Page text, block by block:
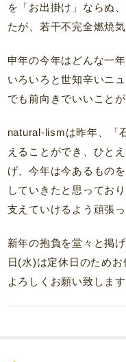
を「お出掛け」ならぬ
たが、若干不完全燃焼
申年の今年はどんな一
いろいろと世知辛いニ
でも前向きでいいこと
natural-lismは昨年、「
えることができ、ひと
げ、今年は今あるもの
していきたと思ってお
支えていけるよう頑張っ
新年の抱負を堂々と掲
日(水)は定休日のためお
よろしくお願い致します